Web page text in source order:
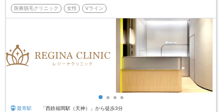
医療脱毛クリニック 女性 Vライン
最寄駅
「西鉄福岡駅（天神）」から徒歩3分